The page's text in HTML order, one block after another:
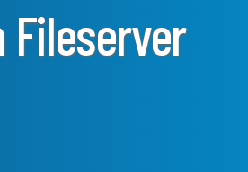
Fileserver